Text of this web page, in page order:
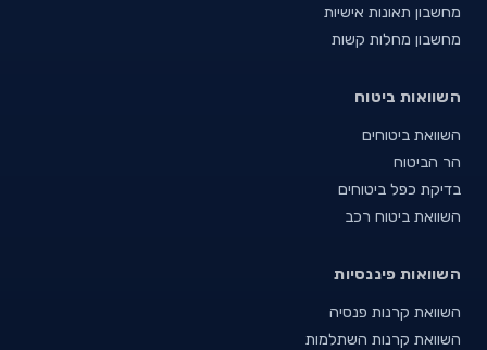
מחשבון תאונות אישיות
מחשבון מחלות קשות
השוואות ביטוח
השוואת ביטוחים
הר הביטוח
בדיקת כפל ביטוחים
השוואת ביטוח רכב
השוואות פיננסיות
השוואת קרנות פנסיה
השוואת קרנות השתלמות